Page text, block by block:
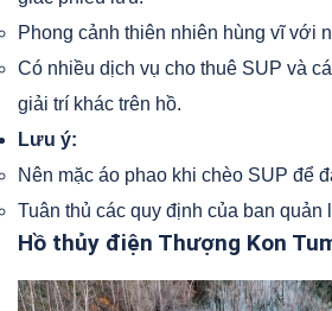
Phong cảnh thiên nhiên hùng vĩ với
Có nhiều dịch vụ cho thuê SUP và
giải trí khác trên hồ.
Lưu ý:
Nên mặc áo phao khi chèo SUP để
Tuân thủ các quy định của ban quản
Hồ thủy điện Thượng Kon